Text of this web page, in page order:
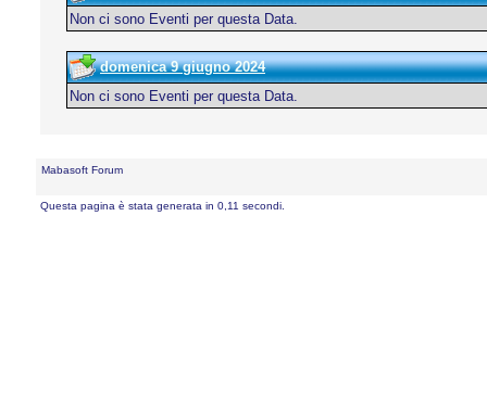
Non ci sono Eventi per questa Data.
domenica 9 giugno 2024
Non ci sono Eventi per questa Data.
Mabasoft Forum
Questa pagina è stata generata in 0,11 secondi.